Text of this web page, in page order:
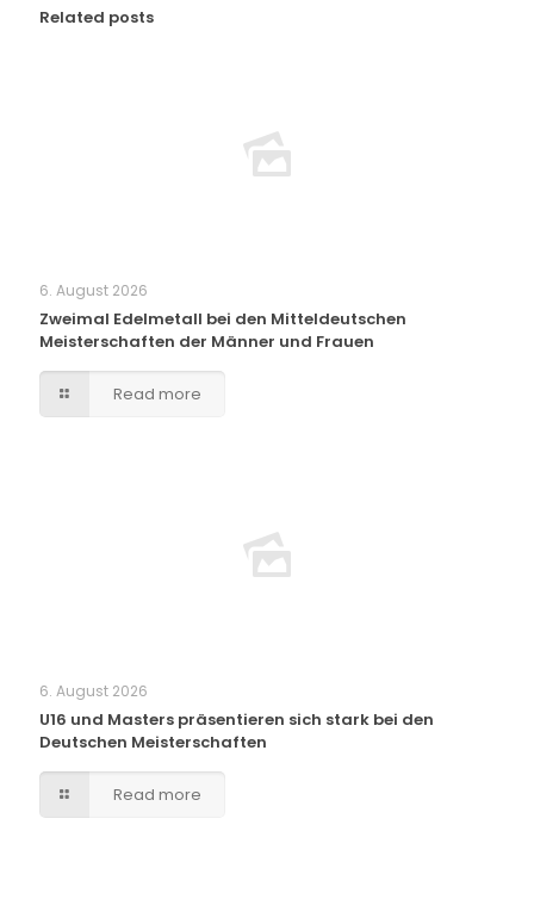
Related posts
6. August 2026
Zweimal Edelmetall bei den Mitteldeutschen
Meisterschaften der Männer und Frauen
Read more
6. August 2026
U16 und Masters präsentieren sich stark bei den
Deutschen Meisterschaften
Read more